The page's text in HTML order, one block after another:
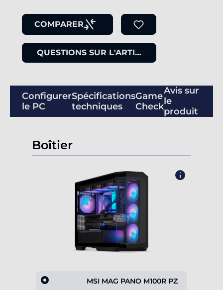
COMPARER
QUESTIONS SUR L'ARTICLE
Configurer
le PC
Spécifications
techniques
Game
Check
Avis sur
le
produit
Boîtier
MSI MAG PANO M100R PZ